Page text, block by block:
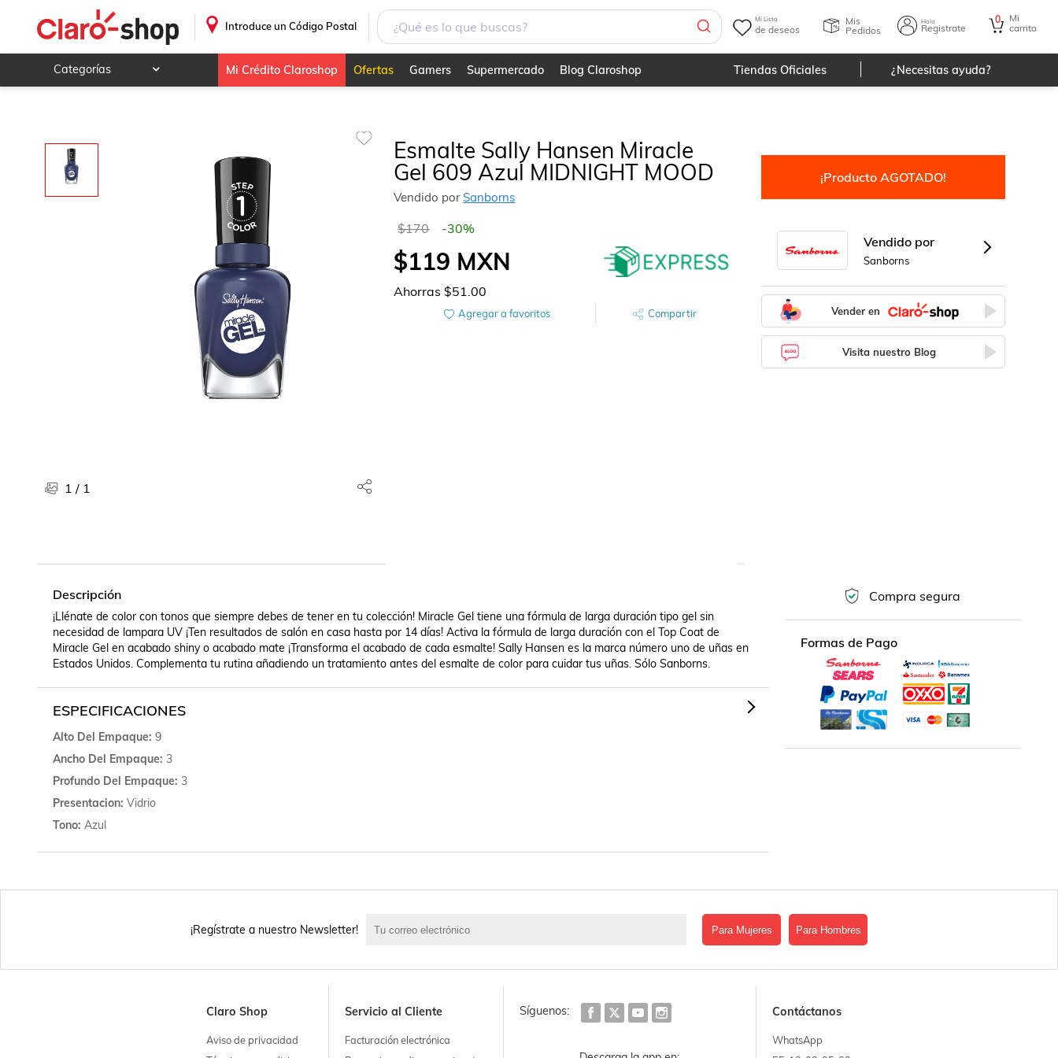
Introduce un Código Postal
Mi Lista
de deseos
Mis
Pedidos
Hola
Registrate
0
Mi
carrito
Categorías
Hogar y jardín
Deportes y ocio
Salud, belleza y cuidado personal
Mi Crédito Claroshop Ofertas Gamers Supermercado Blog Claroshop Tiendas Oficiales ¿Necesitas ayuda?
1 / 1
Esmalte Sally Hansen Miracle
Gel 609 Azul MIDNIGHT MOOD
Vendido porSanborns
$170 -30%
$119 MXN
Ahorras$51.00
Agregar a favoritos Compartir
¡Producto AGOTADO!
Vendido por
Sanborns
Vender en
Visita nuestro Blog
Descripción
¡Llénate de color con tonos que siempre debes de tener en tu colección! Miracle Gel tiene una fórmula de larga duración tipo gel sin
necesidad de lampara UV ¡Ten resultados de salón en casa hasta por 14 días! Activa la fórmula de larga duración con el Top Coat de
Miracle Gel en acabado shiny o acabado mate ¡Transforma el acabado de cada esmalte! Sally Hansen es la marca número uno de uñas en
Estados Unidos. Complementa tu rutina añadiendo un tratamiento antes del esmalte de color para cuidar tus uñas. Sólo Sanborns.
ESPECIFICACIONES
Alto Del Empaque 9
Ancho Del Empaque 3
Profundo Del Empaque 3
Presentacion Vidrio
Tono Azul
Compra segura
Formas de Pago
¡Regístrate a nuestro Newsletter! Para Mujeres Para Hombres
Claro Shop
Aviso de privacidad
Servicio al Cliente
Facturación electrónica
Síguenos: Contáctanos
WhatsApp